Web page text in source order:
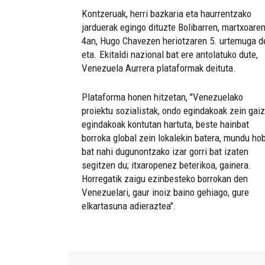
Kontzeruak, herri bazkaria eta haurrentzako
jarduerak egingo dituzte Bolibarren, martxoaren
4an, Hugo Chavezen heriotzaren 5. urtemuga
eta. Ekitaldi nazional bat ere antolatuko dute,
Venezuela Aurrera plataformak deituta.
Plataforma honen hitzetan, "Venezuelako
proiektu sozialistak, ondo egindakoak zein
egindakoak kontutan hartuta, beste hainbat
borroka global zein lokalekin batera, mundu
bat nahi dugunontzako izar gorri bat izaten
segitzen du; itxaropenez beterikoa, gainera.
Horregatik zaigu ezinbesteko borrokan den
Venezuelari, gaur inoiz baino gehiago, gure
elkartasuna adieraztea".